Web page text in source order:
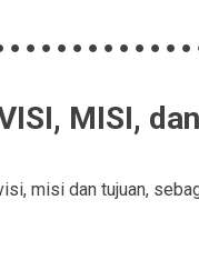
● ● ● ● ● ● ● ● ● ● ●
MISI,
misi dan tujuan,